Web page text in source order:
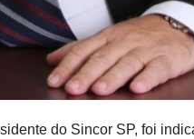
do Sincor SP, foi